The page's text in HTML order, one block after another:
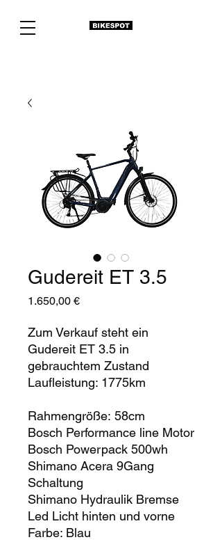
Gudereit ET 3.5
1.650,00 €Preis
Zum Verkauf steht ein
Gudereit ET 3.5 in
gebrauchtem Zustand
Laufleistung: 1775km
Rahmengröße: 58cm
Bosch Performance line Motor
Bosch Powerpack 500wh
Shimano Acera 9Gang
Schaltung
Shimano Hydraulik Bremse
Led Licht hinten und vorne
Farbe: Blau